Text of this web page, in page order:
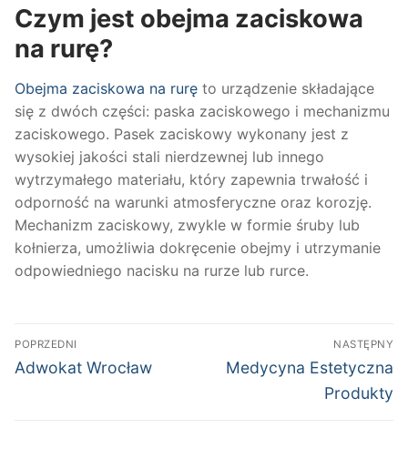
Czym jest obejma zaciskowa
na rurę?
Obejma zaciskowa na rurę to urządzenie składające
się z dwóch części: paska zaciskowego i mechanizmu
zaciskowego. Pasek zaciskowy wykonany jest z
wysokiej jakości stali nierdzewnej lub innego
wytrzymałego materiału, który zapewnia trwałość i
odporność na warunki atmosferyczne oraz korozję.
Mechanizm zaciskowy, zwykle w formie śruby lub
kołnierza, umożliwia dokręcenie obejmy i utrzymanie
odpowiedniego nacisku na rurze lub rurce.
Nawigacja
wpisu
POPRZEDNI
Poprzedni
Adwokat Wrocław
NASTĘPNY
Następny
Medycyna Estetyczna
Produkty